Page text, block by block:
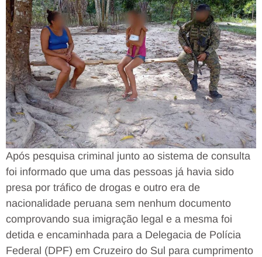
Após pesquisa criminal junto ao sistema de consulta
foi informado que uma das pessoas já havia sido
presa por tráfico de drogas e outro era de
nacionalidade peruana sem nenhum documento
comprovando sua imigração legal e a mesma foi
detida e encaminhada para a Delegacia de Polícia
Federal (DPF) em Cruzeiro do Sul para cumprimento